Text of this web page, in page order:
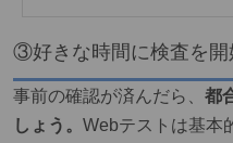
③好きな時間に検査を開
事前の確認が済んだら、 都
しょう。 Webテストは基本